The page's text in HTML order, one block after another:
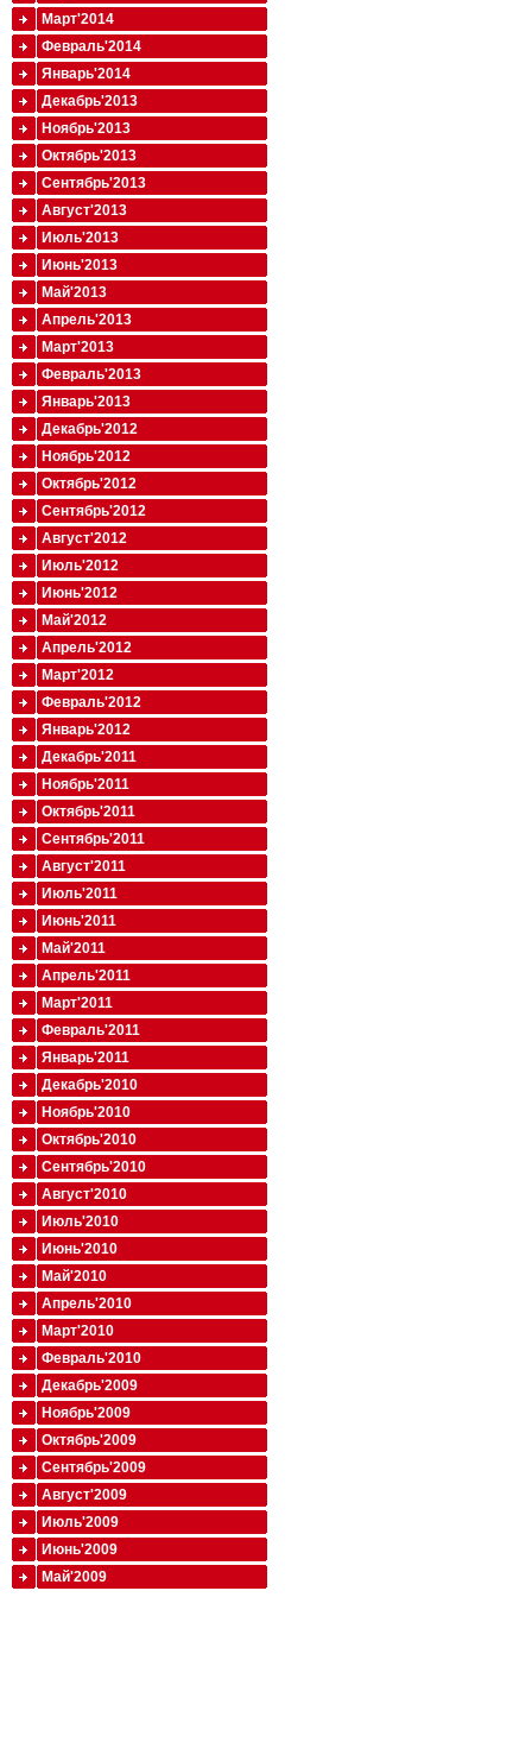
Март'2014
Февраль'2014
Январь'2014
Декабрь'2013
Ноябрь'2013
Октябрь'2013
Сентябрь'2013
Август'2013
Июль'2013
Июнь'2013
Май'2013
Апрель'2013
Март'2013
Февраль'2013
Январь'2013
Декабрь'2012
Ноябрь'2012
Октябрь'2012
Сентябрь'2012
Август'2012
Июль'2012
Июнь'2012
Май'2012
Апрель'2012
Март'2012
Февраль'2012
Январь'2012
Декабрь'2011
Ноябрь'2011
Октябрь'2011
Сентябрь'2011
Август'2011
Июль'2011
Июнь'2011
Май'2011
Апрель'2011
Март'2011
Февраль'2011
Январь'2011
Декабрь'2010
Ноябрь'2010
Октябрь'2010
Сентябрь'2010
Август'2010
Июль'2010
Июнь'2010
Май'2010
Апрель'2010
Март'2010
Февраль'2010
Декабрь'2009
Ноябрь'2009
Октябрь'2009
Сентябрь'2009
Август'2009
Июль'2009
Июнь'2009
Май'2009